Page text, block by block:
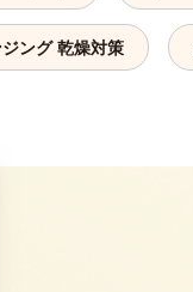
ング 乾燥対策